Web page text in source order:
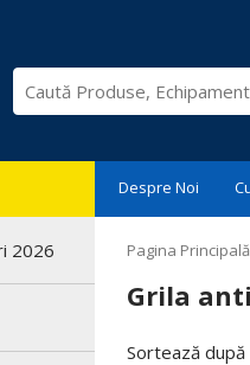
2026
Despre Noi
Pagina Principală
Grila
Sortează după